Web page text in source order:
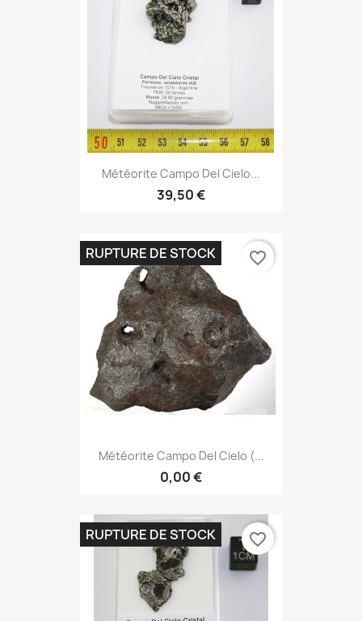
Météorite Campo Del Cielo...
39,50 €
Météorite Campo Del Cielo (...
0,00 €
RUPTURE DE STOCK favorite_border
RUPTURE DE STOCK favorite_border